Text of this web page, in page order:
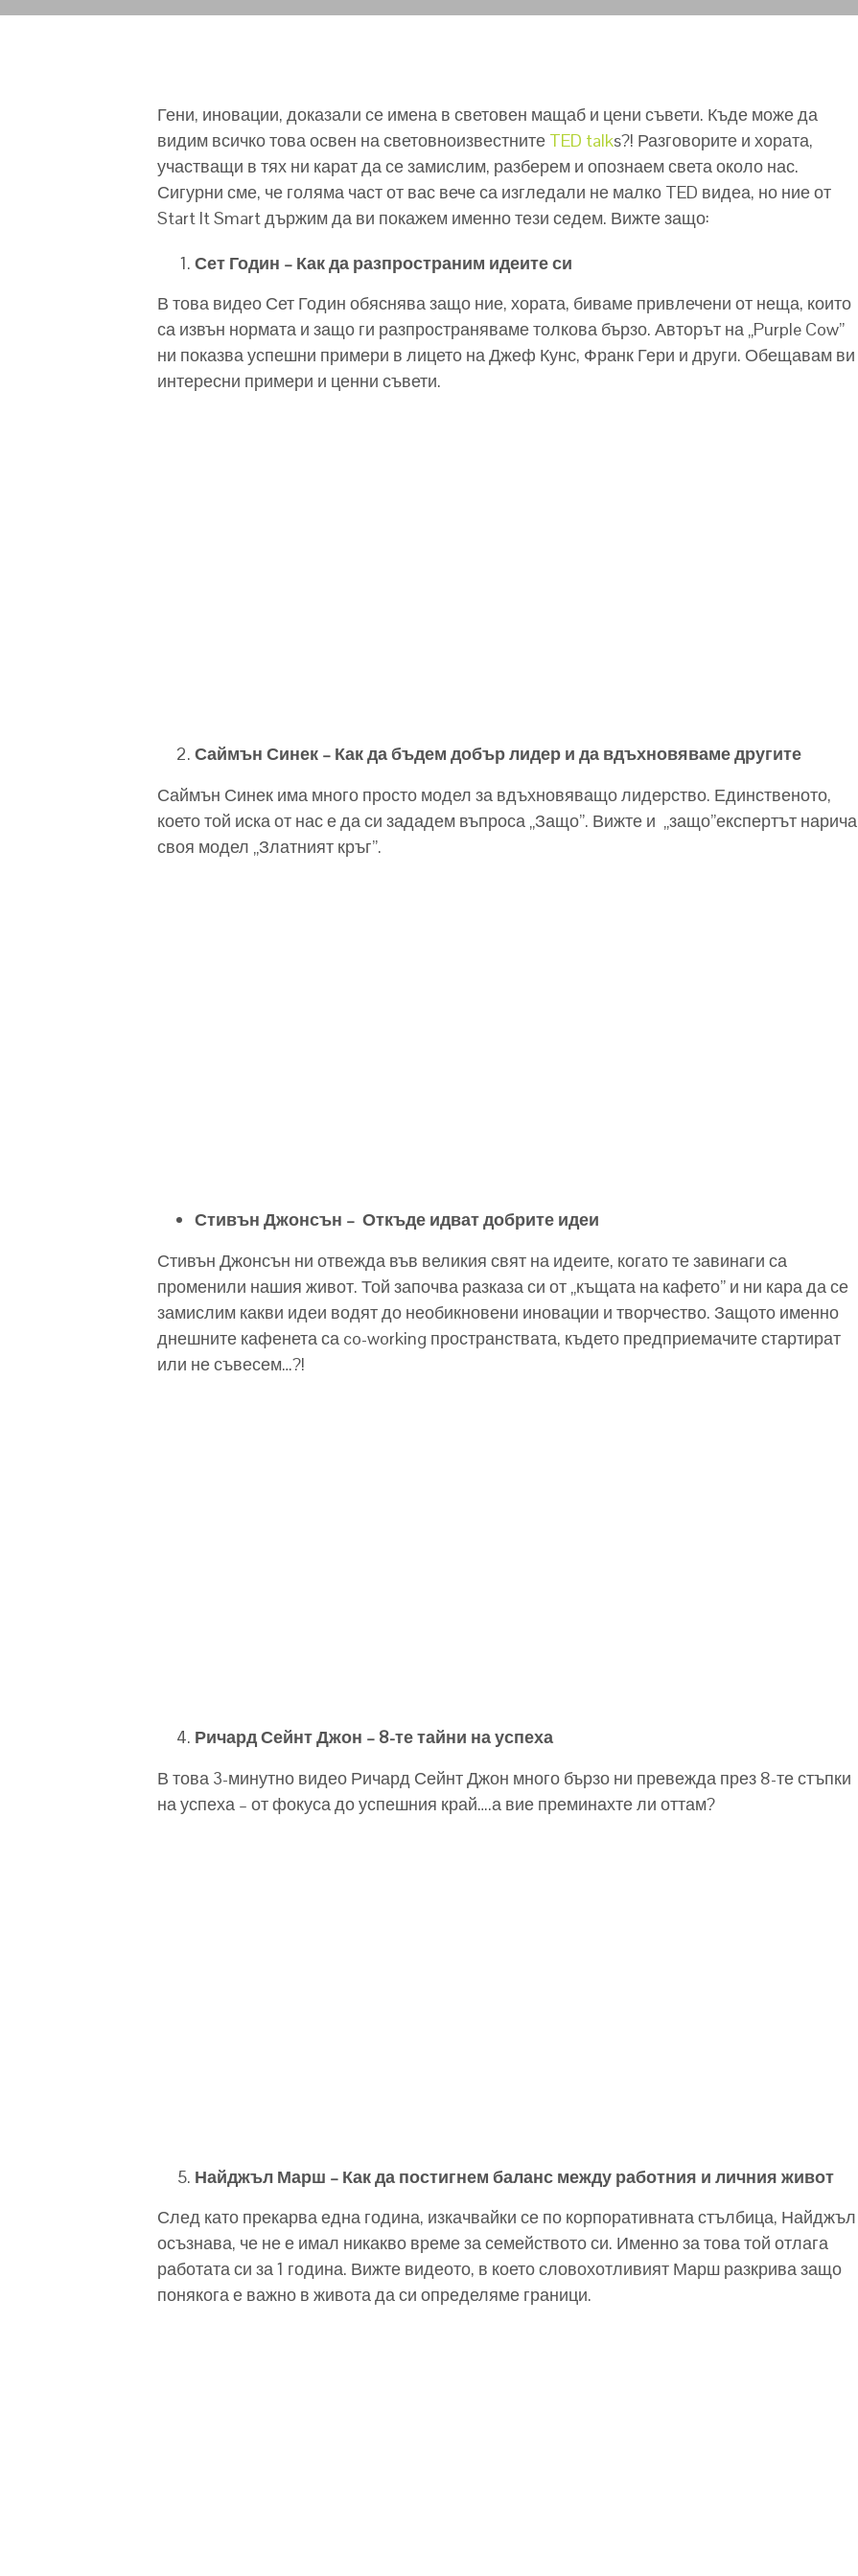
Гени, иновации, доказали се имена в световен мащаб и цени съвети. Къде може да
видим всичко това освен на световноизвестните TED talks?! Разговорите и хората,
участващи в тях ни карат да се замислим, разберем и опознаем света около нас.
Сигурни сме, че голяма част от вас вече са изгледали не малко TED видеа, но ние от
Start It Smart държим да ви покажем именно тези седем. Вижте защо:
Сет Годин – Как да разпространим идеите си
В това видео Сет Годин обяснява защо ние, хората, биваме привлечени от неща, които
са извън нормата и защо ги разпространяваме толкова бързо. Авторът на „Purple Cow”
ни показва успешни примери в лицето на Джеф Кунс, Франк Гери и други. Обещавам ви
интересни примери и ценни съвети.
Саймън Синек – Как да бъдем добър лидер и да вдъхновяваме другите
Саймън Синек има много просто модел за вдъхновяващо лидерство. Единственото,
което той иска от нас е да си зададем въпроса „Защо”. Вижте и „защо”експертът нарича
своя модел „Златният кръг”.
Стивън Джонсън – Откъде идват добрите идеи
Стивън Джонсън ни отвежда във великия свят на идеите, когато те завинаги са
променили нашия живот. Той започва разказа си от „къщата на кафето” и ни кара да се
замислим какви идеи водят до необикновени иновации и творчество. Защото именно
днешните кафенета са co-working пространствата, където предприемачите стартират
или не съвесем…?!
Ричард Сейнт Джон – 8-те тайни на успеха
В това 3-минутно видео Ричард Сейнт Джон много бързо ни превежда през 8-те стъпки
на успеха – от фокуса до успешния край….а вие преминахте ли оттам?
Найджъл Марш – Как да постигнем баланс между работния и личния живот
След като прекарва една година, изкачвайки се по корпоративната стълбица, Найджъл
осъзнава, че не е имал никакво време за семейството си. Именно за това той отлага
работата си за 1 година. Вижте видеото, в което словохотливият Марш разкрива защо
понякога е важно в живота да си определяме граници.